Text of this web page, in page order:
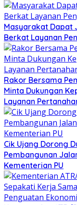
Masyarakat Dapat
Berkat Layanan
Rakor Bersama
Minta Dukungan
Layanan
Cik Ujang Dorong
Pembangunan
Kementerian PU